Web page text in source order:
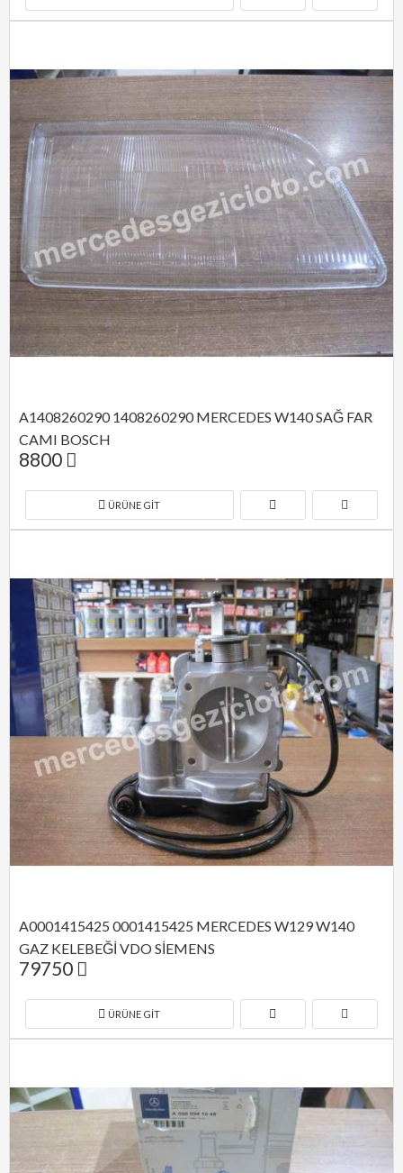
A1408260290 1408260290 MERCEDES W140 SAĞ FAR
CAMI BOSCH
8800
ÜRÜNE GIT
A0001415425 0001415425 MERCEDES W129 W140
GAZ KELEBEĞİ VDO SİEMENS
79750
ÜRÜNE GIT